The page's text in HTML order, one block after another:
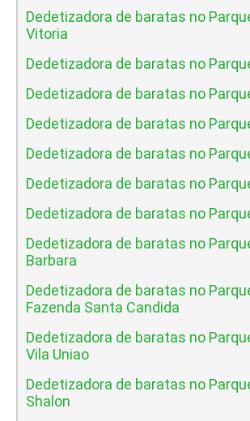
Dedetizadora de baratas no
Vitoria
Dedetizadora de baratas no
Dedetizadora de baratas no
Dedetizadora de baratas no
Dedetizadora de baratas no
Dedetizadora de baratas no
Dedetizadora de baratas no
Dedetizadora de baratas no
Barbara
Dedetizadora de baratas no
Fazenda Santa Candida
Dedetizadora de baratas no
Vila Uniao
Dedetizadora de baratas no
Shalon